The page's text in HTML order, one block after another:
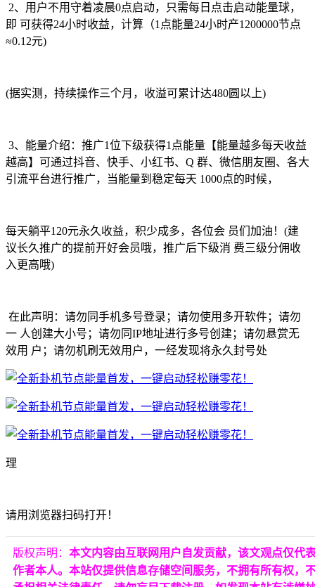
2、用户不用守着凌晨0点启动，只需每日点击启动能量球，
即 可获得24小时收益，计算（1点能量24小时产1200000节点
≈0.12元)
(据实测，持续操作三个月，收溢可累计达480圆以上)
3、能量介绍：推广1位下级获得1点能量【能量越多每天收益
越高】可通过抖音、快手、小红书、Q 群、微信朋友圈、各大
引流平台进行推广，当能量到稳定每天 1000点的时候，
每天躺平120元永久收益，积少成多，各位会 员们加油！(建
议长久推广的提前开好会员哦，推广后下级消 费三级分佣收
入更高哦)
在此声明：请勿同手机多号登录；请勿使用多开软件；请勿
一 人创建大小号；请勿同IP地址进行多号创建；请勿悬赏无
效用 户；请勿机刷无效用户，一经发现将永久封号处
理
请用浏览器扫码打开！
版权声明： 本文内容由互联网用户自发贡献，该文观点仅代
作者本人。本站仅提供信息存储空间服务，不拥有所有权，